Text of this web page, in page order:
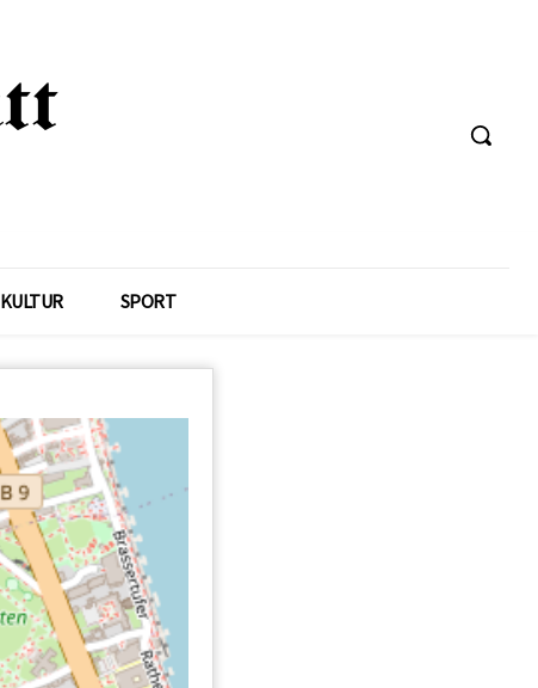
KULTUR SPORT